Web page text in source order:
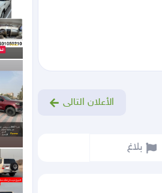
الأعلان التالى
بلاغ